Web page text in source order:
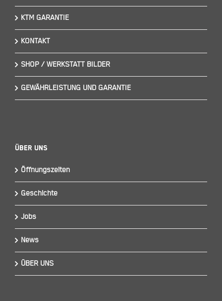
KTM GARANTIE
KONTAKT
SHOP / WERKSTATT BILDER
GEWÄHRLEISTUNG UND GARANTIE
Über Uns
Öffnungszeiten
Geschichte
Jobs
News
ÜBER UNS